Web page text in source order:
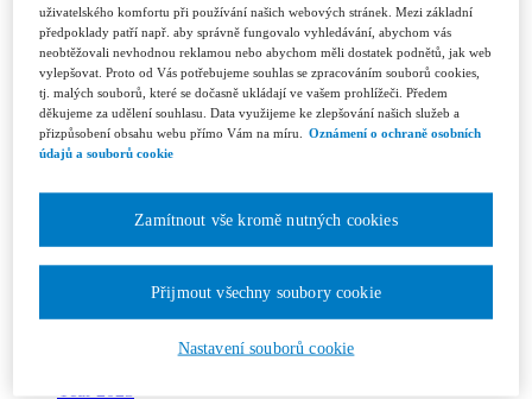
Year 2026
Issue 1/2026
Issue 2/2026
Issue 3/2026
Year 2025
Issue 1/2025
Issue 2/2025
Issue 4-5/2025
Issue 6/2025
Issue 1/2024
Issue 2/2024
Issue 3/2024
Issue 4/2024
Issue 5/2024
uživatelského komfortu při používání našich webových stránek. Mezi základní
předpoklady patří např. aby správně fungovalo vyhledávání, abychom vás
neobtěžovali nevhodnou reklamou nebo abychom měli dostatek podnětů, jak web
vylepšovat. Proto od Vás potřebujeme souhlas se zpracováním souborů cookies,
tj. malých souborů, které se dočasně ukládají ve vašem prohlížeči. Předem
děkujeme za udělení souhlasu. Data využijeme ke zlepšování našich služeb a
přizpůsobení obsahu webu přímo Vám na míru.
Oznámení o ochraně osobních
údajů a souborů cookie
Nastavení souborů cookie
Zamítnout vše kromě nutných cookies
Přijmout všechny soubory cookie